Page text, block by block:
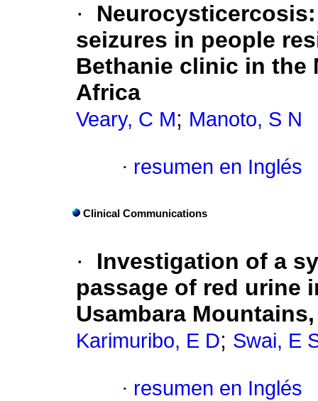
·
seizures in people
Bethanie clinic in the
Africa
Veary, C M; Manoto, S N
· resumen en Inglés
Clinical Communications
·
Investigation of a
passage of red urine
Usambara
Karimuribo, E D; Swai, E
· resumen en Inglés